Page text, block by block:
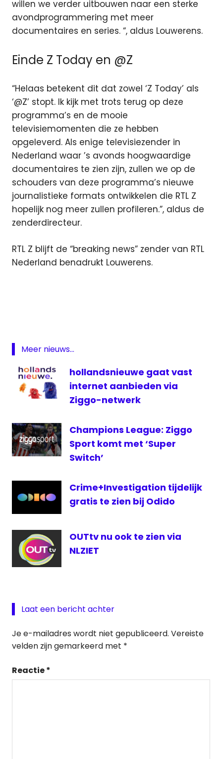
willen we verder uitbouwen naar een sterke
avondprogrammering met meer
documentaires en series. “, aldus Louwerens.
Einde Z Today en @Z
“Helaas betekent dit dat zowel ‘Z Today’ als
‘@Z’ stopt. Ik kijk met trots terug op deze
programma’s en de mooie
televisiemomenten die ze hebben
opgeleverd. Als enige televisiezender in
Nederland waar ’s avonds hoogwaardige
documentaires te zien zijn, zullen we op de
schouders van deze programma’s nieuwe
journalistieke formats ontwikkelen die RTL Z
hopelijk nog meer zullen profileren.”, aldus de
zenderdirecteur.
RTL Z blijft de “breaking news” zender van RTL
Nederland benadrukt Louwerens.
Z
Z
Today
Meer nieuws...
hollandsnieuwe gaat vast
internet aanbieden via
Ziggo-netwerk
Champions League: Ziggo
Sport komt met ‘Super
Switch’
Crime+Investigation tijdelijk
gratis te zien bij Odido
OUTtv nu ook te zien via
NLZIET
Laat een bericht achter
Je e-mailadres wordt niet gepubliceerd. Vereiste
velden zijn gemarkeerd met *
Reactie*